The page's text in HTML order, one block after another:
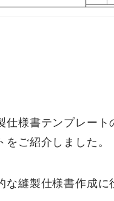
仕様書テンプレート
をご紹介しました。
な縫製仕様書作成に